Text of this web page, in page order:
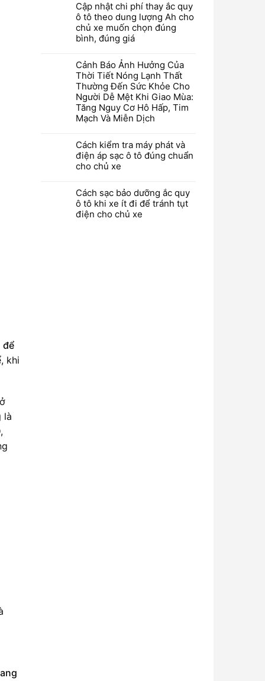
để
khi
là
Cập nhật chi phí thay ắc quy
ô tô theo dung lượng Ah cho
chủ xe muốn chọn đúng
bình, đúng giá
Cảnh Báo Ảnh Hưởng Của
Thời Tiết Nóng Lạnh Thất
Thường Đến Sức Khỏe Cho
Người Dễ Mệt Khi Giao Mùa:
Tăng Nguy Cơ Hô Hấp, Tim
Mạch Và Miễn Dịch
Cách kiểm tra máy phát và
điện áp sạc ô tô đúng chuẩn
cho chủ xe
Cách sạc bảo dưỡng ắc quy
ô tô khi xe ít đi để tránh tụt
điện cho chủ xe